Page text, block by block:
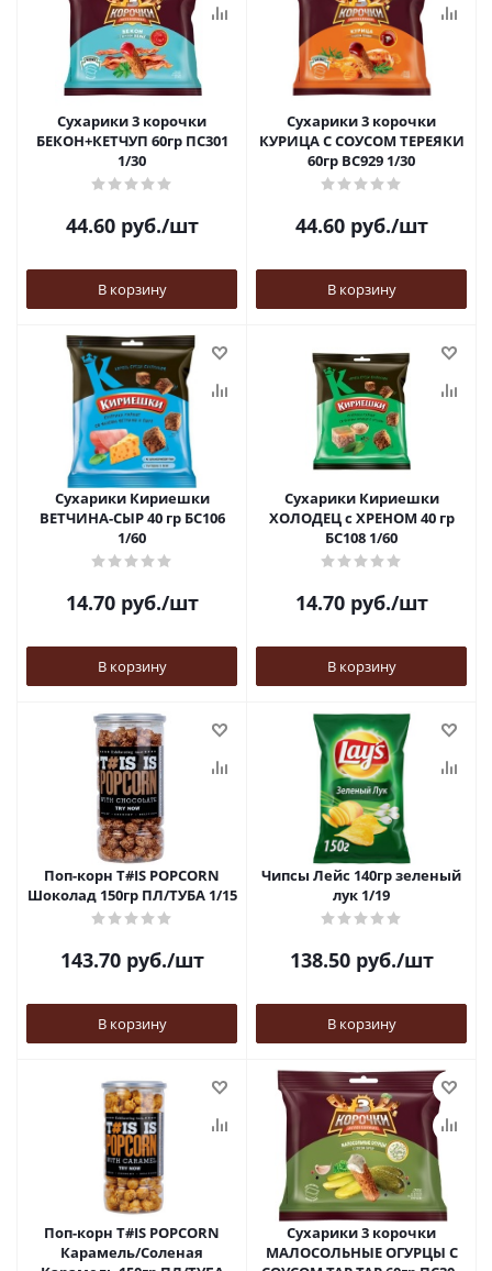
Сухарики 3 корочки
БЕКОН+КЕТЧУП 60гр ПС301
1/30
44.60руб./шт
В корзину
Сухарики 3 корочки
КУРИЦА С СОУСОМ ТЕРЕЯКИ
60гр ВС929 1/30
44.60руб./шт
В корзину
Сухарики Кириешки
ВЕТЧИНА-СЫР 40 гр БС106
1/60
14.70руб./шт
В корзину
Сухарики Кириешки
ХОЛОДЕЦ с ХРЕНОМ 40 гр
БС108 1/60
14.70руб./шт
В корзину
Поп-корн T#IS POPCORN
Шоколад 150гр ПЛ/ТУБА 1/15
143.70руб./шт
В корзину
Чипсы Лейс 140гр зеленый
лук 1/19
138.50руб./шт
В корзину
Поп-корн T#IS POPCORN
Карамель/Соленая
Сухарики 3 корочки
МАЛОСОЛЬНЫЕ ОГУРЦЫ С